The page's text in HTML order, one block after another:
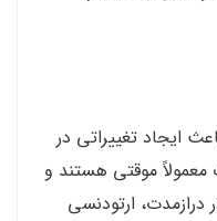
ایجاد تغییراتی در
معمولاً موقتی هستند و
ارتودنسی